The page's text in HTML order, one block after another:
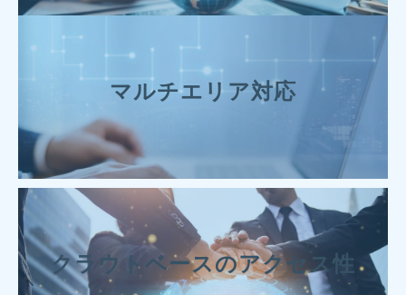
マルチエリア対応
クラウトベースのアクセス性